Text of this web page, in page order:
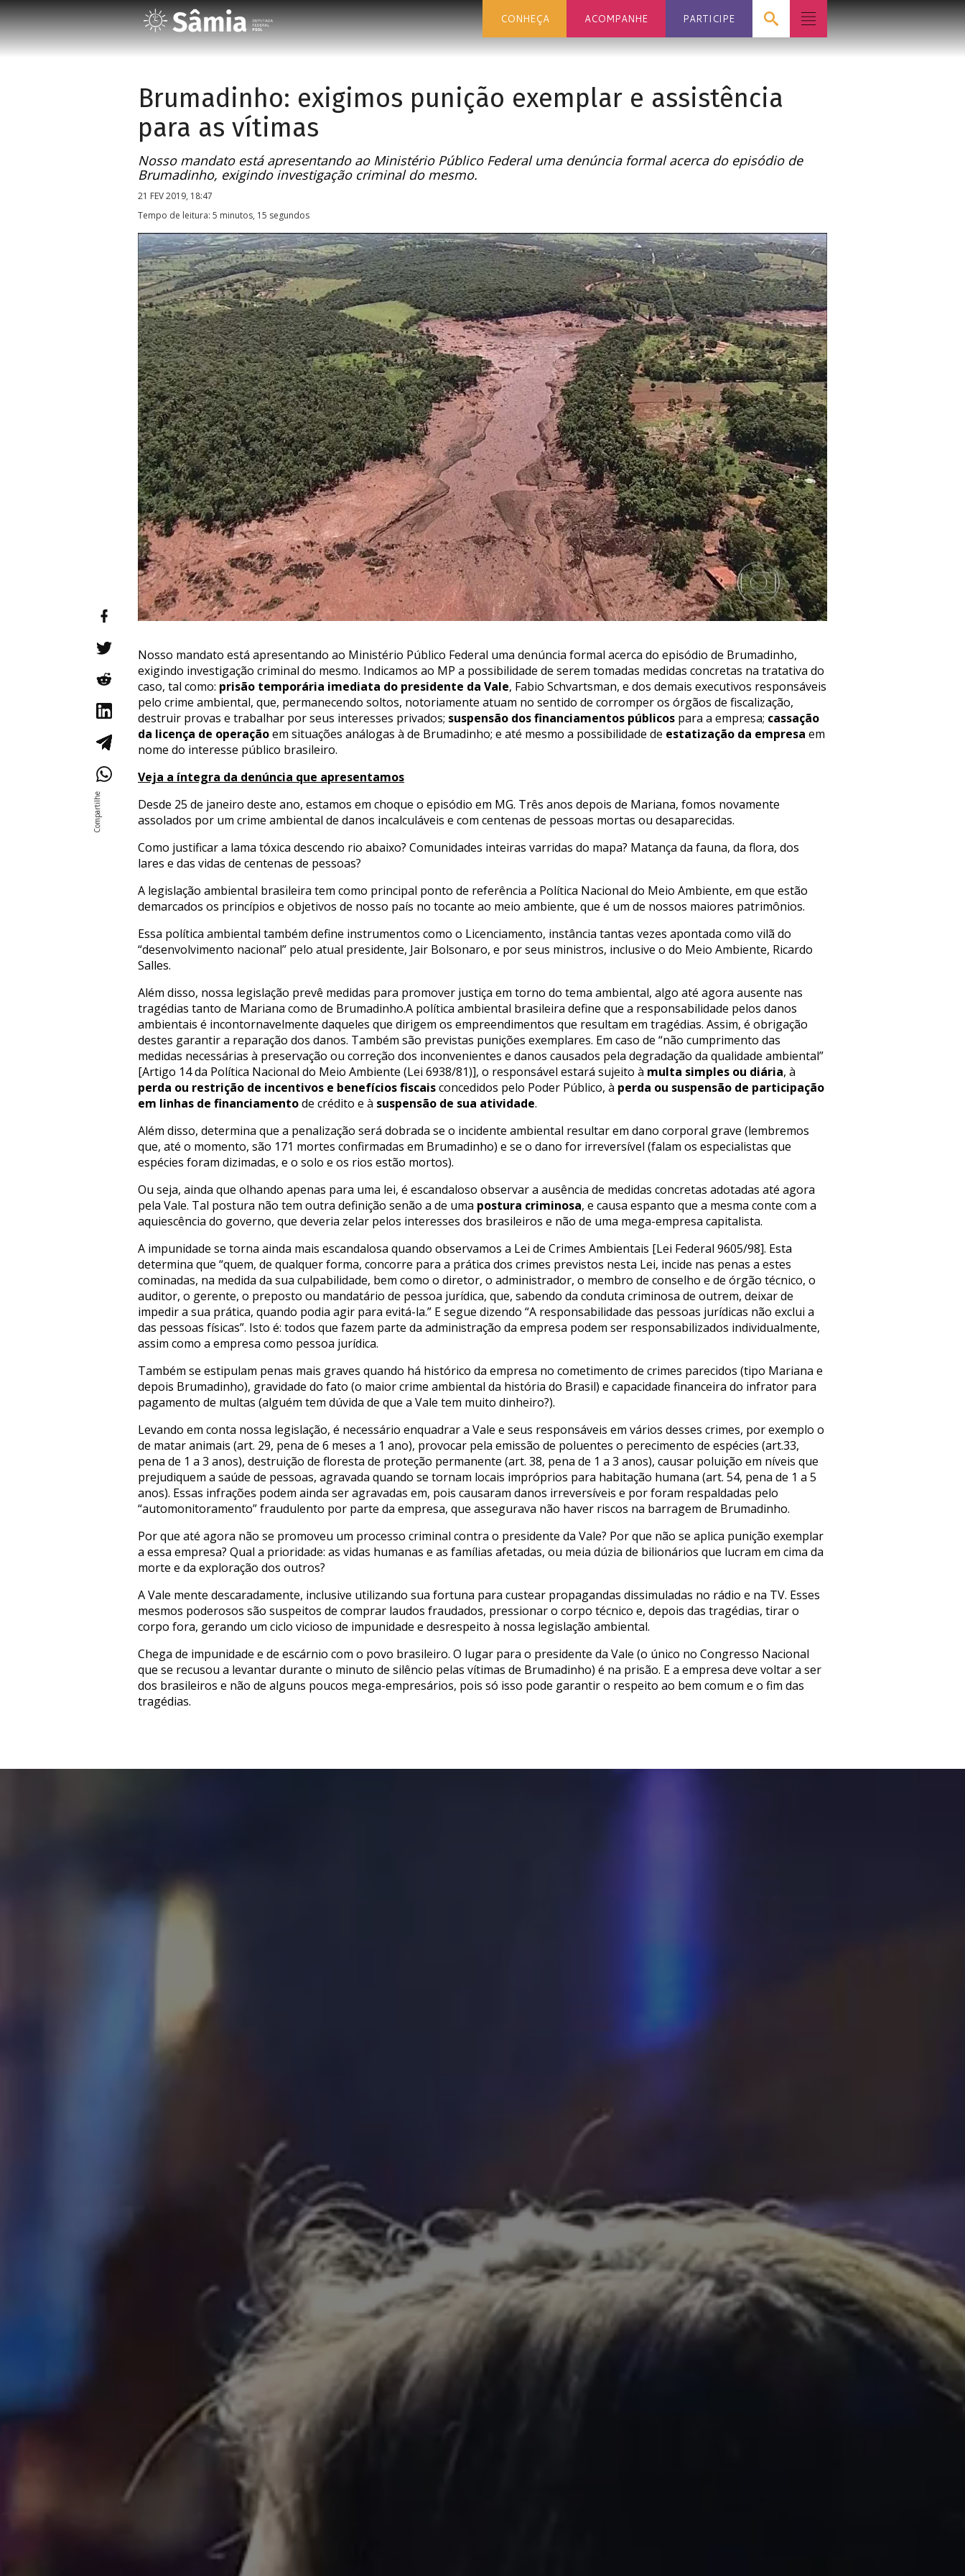
CONHEÇA ACOMPANHE PARTICIPE
Brumadinho: exigimos punição exemplar e assistência
para as vítimas
Nosso mandato está apresentando ao Ministério Público Federal uma denúncia formal acerca do episódio de
Brumadinho, exigindo investigação criminal do mesmo.
21 FEV 2019, 18:47
Tempo de leitura: 5 minutos, 15 segundos
Nosso mandato está apresentando ao Ministério Público Federal uma denúncia formal acerca do episódio de Brumadinho,
exigindo investigação criminal do mesmo. Indicamos ao MP a possibilidade de serem tomadas medidas concretas na tratativa do
caso, tal como: prisão temporária imediata do presidente da Vale, Fabio Schvartsman, e dos demais executivos responsáveis
pelo crime ambiental, que, permanecendo soltos, notoriamente atuam no sentido de corromper os órgãos de fiscalização,
destruir provas e trabalhar por seus interesses privados; suspensão dos financiamentos públicos para a empresa; cassação
da licença de operaçãoem situações análogas à de Brumadinho; e até mesmo a possibilidade de estatização da empresa em
nome do interesse público brasileiro.
Veja a íntegra da denúncia que apresentamos
Desde 25 de janeiro deste ano, estamos em choque o episódio em MG. Três anos depois de Mariana, fomos novamente
assolados por um crime ambiental de danos incalculáveis e com centenas de pessoas mortas ou desaparecidas.
Como justificar a lama tóxica descendo rio abaixo? Comunidades inteiras varridas do mapa? Matança da fauna, da flora, dos
lares e das vidas de centenas de pessoas?
A legislação ambiental brasileira tem como principal ponto de referência a Política Nacional do Meio Ambiente, em que estão
demarcados os princípios e objetivos de nosso país no tocante ao meio ambiente, que é um de nossos maiores patrimônios.
Essa política ambiental também define instrumentos como o Licenciamento, instância tantas vezes apontada como vilã do
“desenvolvimento nacional” pelo atual presidente, Jair Bolsonaro, e por seus ministros, inclusive o do Meio Ambiente, Ricardo
Salles.
Além disso, nossa legislação prevê medidas para promover justiça em torno do tema ambiental, algo até agora ausente nas
tragédias tanto de Mariana como de Brumadinho.A política ambiental brasileira define que a responsabilidade pelos danos
ambientais é incontornavelmente daqueles que dirigem os empreendimentos que resultam em tragédias. Assim, é obrigação
destes garantir a reparação dos danos. Também são previstas punições exemplares. Em caso de “não cumprimento das
medidas necessárias à preservação ou correção dos inconvenientes e danos causados pela degradação da qualidade ambiental”
[Artigo 14 da Política Nacional do Meio Ambiente (Lei 6938/81)], o responsável estará sujeito à multa simples ou diária, à
perda ou restrição de incentivos e benefícios fiscaisconcedidos pelo Poder Público, à perda ou suspensão de participação
em linhas de financiamentode crédito e à suspensão de sua atividade.
Além disso, determina que a penalização será dobrada se o incidente ambiental resultar em dano corporal grave (lembremos
que, até o momento, são 171 mortes confirmadas em Brumadinho) e se o dano for irreversível (falam os especialistas que
espécies foram dizimadas, e o solo e os rios estão mortos).
Ou seja, ainda que olhando apenas para uma lei, é escandaloso observar a ausência de medidas concretas adotadas até agora
pela Vale. Tal postura não tem outra definição senão a de uma postura criminosa, e causa espanto que a mesma conte com a
aquiescência do governo, que deveria zelar pelos interesses dos brasileiros e não de uma mega-empresa capitalista.
A impunidade se torna ainda mais escandalosa quando observamos a Lei de Crimes Ambientais [Lei Federal 9605/98]. Esta
determina que “quem, de qualquer forma, concorre para a prática dos crimes previstos nesta Lei, incide nas penas a estes
cominadas, na medida da sua culpabilidade, bem como o diretor, o administrador, o membro de conselho e de órgão técnico, o
auditor, o gerente, o preposto ou mandatário de pessoa jurídica, que, sabendo da conduta criminosa de outrem, deixar de
impedir a sua prática, quando podia agir para evitá-la.” E segue dizendo “A responsabilidade das pessoas jurídicas não exclui a
das pessoas físicas”. Isto é: todos que fazem parte da administração da empresa podem ser responsabilizados individualmente,
assim como a empresa como pessoa jurídica.
Também se estipulam penas mais graves quando há histórico da empresa no cometimento de crimes parecidos (tipo Mariana e
depois Brumadinho), gravidade do fato (o maior crime ambiental da história do Brasil) e capacidade financeira do infrator para
pagamento de multas (alguém tem dúvida de que a Vale tem muito dinheiro?).
Levando em conta nossa legislação, é necessário enquadrar a Vale e seus responsáveis em vários desses crimes, por exemplo o
de matar animais (art. 29, pena de 6 meses a 1 ano), provocar pela emissão de poluentes o perecimento de espécies (art.33,
pena de 1 a 3 anos), destruição de floresta de proteção permanente (art. 38, pena de 1 a 3 anos), causar poluição em níveis que
prejudiquem a saúde de pessoas, agravada quando se tornam locais impróprios para habitação humana (art. 54, pena de 1 a 5
anos). Essas infrações podem ainda ser agravadas em, pois causaram danos irreversíveis e por foram respaldadas pelo
“automonitoramento” fraudulento por parte da empresa, que assegurava não haver riscos na barragem de Brumadinho.
Por que até agora não se promoveu um processo criminal contra o presidente da Vale? Por que não se aplica punição exemplar
a essa empresa? Qual a prioridade: as vidas humanas e as famílias afetadas, ou meia dúzia de bilionários que lucram em cima da
morte e da exploração dos outros?
A Vale mente descaradamente, inclusive utilizando sua fortuna para custear propagandas dissimuladas no rádio e na TV. Esses
mesmos poderosos são suspeitos de comprar laudos fraudados, pressionar o corpo técnico e, depois das tragédias, tirar o
corpo fora, gerando um ciclo vicioso de impunidade e desrespeito à nossa legislação ambiental.
Chega de impunidade e de escárnio com o povo brasileiro. O lugar para o presidente da Vale (o único no Congresso Nacional
que se recusou a levantar durante o minuto de silêncio pelas vítimas de Brumadinho) é na prisão. E a empresa deve voltar a ser
dos brasileiros e não de alguns poucos mega-empresários, pois só isso pode garantir o respeito ao bem comum e o fim das
tragédias.